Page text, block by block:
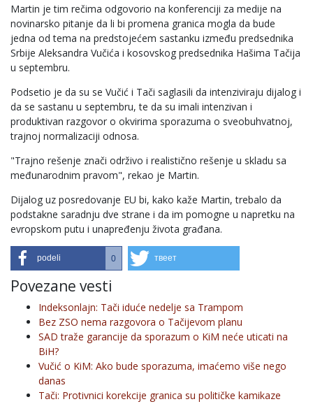
Martin je tim rečima odgovorio na konferenciji za medije na
novinarsko pitanje da li bi promena granica mogla da bude
jedna od tema na predstojećem sastanku između predsednika
Srbije Aleksandra Vučića i kosovskog predsednika Hašima Tačija
u septembru.
Podsetio je da su se Vučić i Tači saglasili da intenziviraju dijalog i
da se sastanu u septembru, te da su imali intenzivan i
produktivan razgovor o okvirima sporazuma o sveobuhvatnoj,
trajnoj normalizaciji odnosa.
"Trajno rešenje znači održivo i realistično rešenje u skladu sa
međunarodnim pravom", rekao je Martin.
Dijalog uz posredovanje EU bi, kako kaže Martin, trebalo da
podstakne saradnju dve strane i da im pomogne u napretku na
evropskom putu i unapređenju života građana.
podeli 0 твеет
Povezane vesti
Indeksonlajn: Tači iduće nedelje sa Trampom
Bez ZSO nema razgovora o Tačijevom planu
SAD traže garancije da sporazum o KiM neće uticati na
BiH?
Vučić o KiM: Ako bude sporazuma, imaćemo više nego
danas
Tači: Protivnici korekcije granica su političke kamikaze